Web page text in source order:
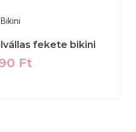
Bikini
fekete bikini
Ft